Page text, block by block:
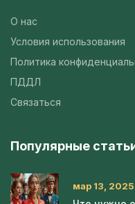
О нас
Условия использования
Политика
ПДДЛ
Связаться
Популярные
мар 13, 2025